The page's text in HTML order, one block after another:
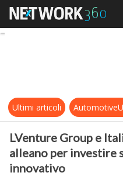
Ultimi articoli
LVenture Group e
alleano per investire
innovativo